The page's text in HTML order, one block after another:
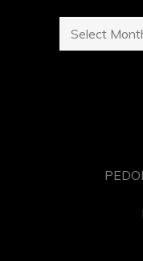
Archives